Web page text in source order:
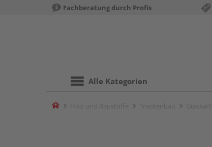
Fachberatung durch Profis
Alle Kategorien
Home